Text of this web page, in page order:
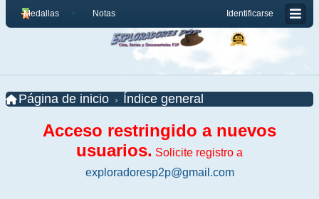
Identificarse
Medallas Notas
Página de inicio Índice general
Acceso restringido a nuevos
usuarios. Solicite registro a
exploradoresp2p@gmail.com